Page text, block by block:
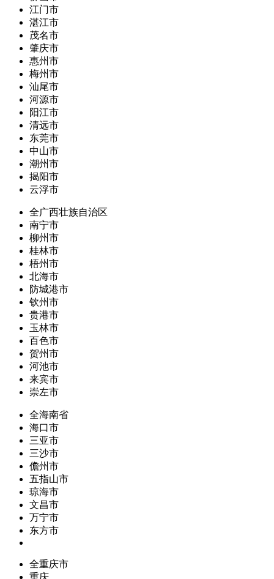
江门市
湛江市
茂名市
肇庆市
惠州市
梅州市
汕尾市
河源市
阳江市
清远市
东莞市
中山市
潮州市
揭阳市
云浮市
全广西壮族自治区
南宁市
柳州市
桂林市
梧州市
北海市
防城港市
钦州市
贵港市
玉林市
百色市
贺州市
河池市
来宾市
崇左市
全海南省
海口市
三亚市
三沙市
儋州市
五指山市
琼海市
文昌市
万宁市
东方市
全重庆市
重庆